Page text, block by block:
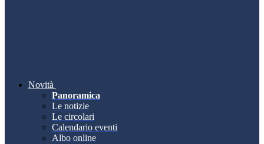
Novità
Panoramica
Le notizie
Le circolari
Calendario eventi
Albo online